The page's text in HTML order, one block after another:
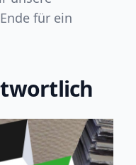
für ein